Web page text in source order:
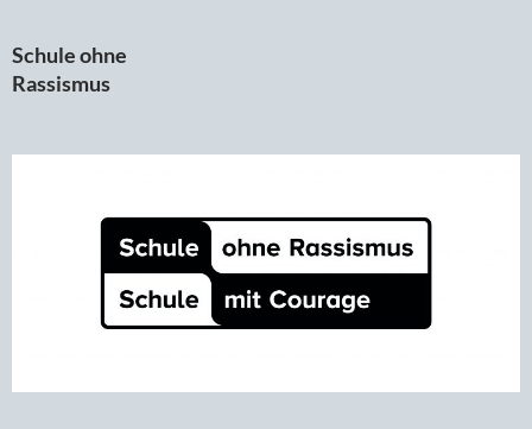
Schule ohne
Rassismus